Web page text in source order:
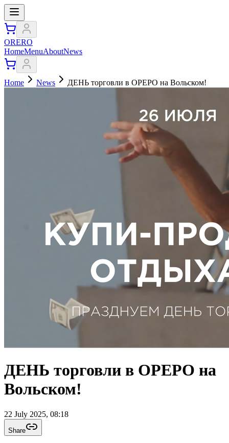
ORERO
HomeMenuAboutNews
Home News ДЕНЬ торговли в ОРЕРО на Вольском!
ДЕНЬ торговли в ОРЕРО на
Вольском!
22 July 2025, 08:18
Share